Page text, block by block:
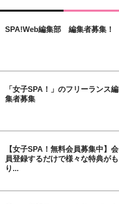
SPA!Web編集部 編集者募集！
「女子SPA！」のフリーランス編
集者募集
【女子SPA！無料会員募集中】会
員登録するだけで様々な特典がも
り...